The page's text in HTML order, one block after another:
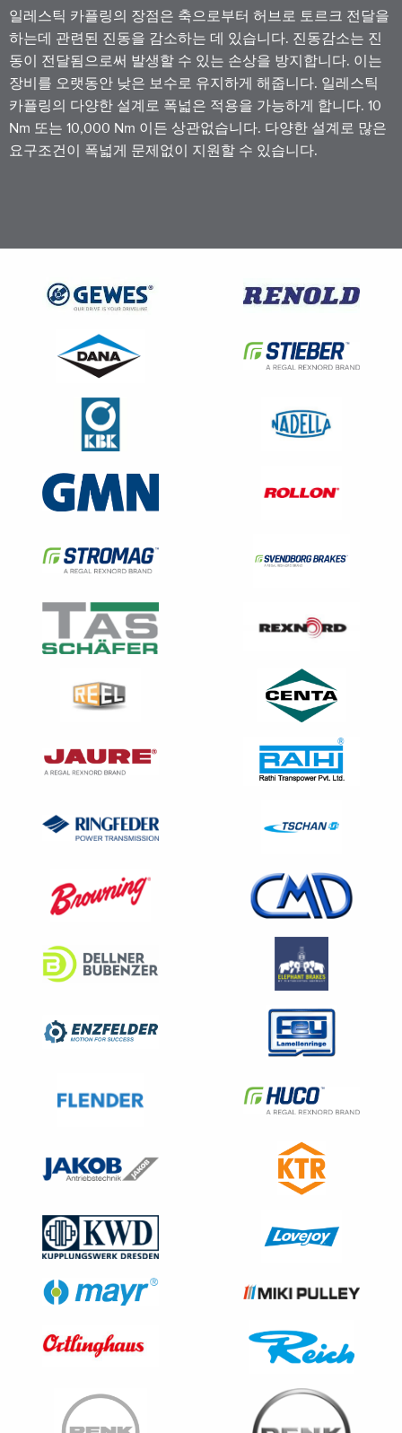
일레스틱 카플링의 장점은 축으로부터 허브로 토르크 전달을
하는데 관련된 진동을 감소하는 데 있습니다. 진동감소는 진
동이 전달됨으로써 발생할 수 있는 손상을 방지합니다. 이는
장비를 오랫동안 낮은 보수로 유지하게 해줍니다. 일레스틱
카플링의 다양한 설계로 폭넓은 적용을 가능하게 합니다. 10
Nm 또는 10,000 Nm 이든 상관없습니다. 다양한 설계로 많은
요구조건이 폭넓게 문제없이 지원할 수 있습니다.